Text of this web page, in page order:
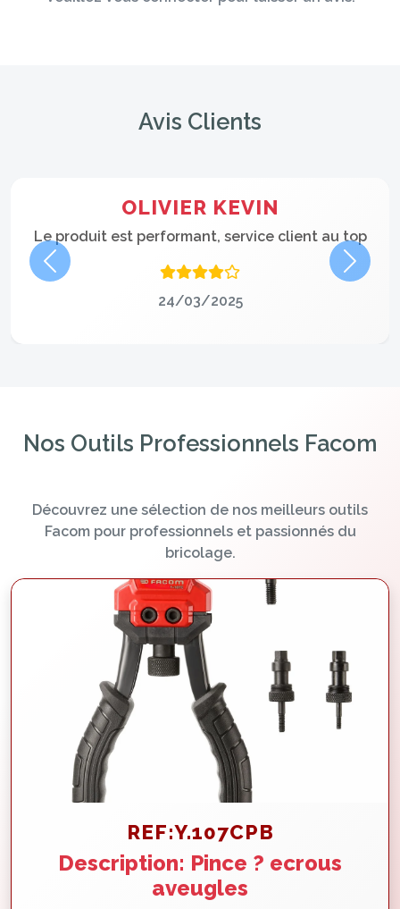
Avis Clients
OLIVIER KEVIN
Le produit est performant, service client au top
24/03/2025
Précédent
Nos Outils Professionnels Facom
Découvrez une sélection de nos meilleurs outils
Facom pour professionnels et passionnés du
bricolage.
REF:Y.107CPB
Description: Pince ? ecrous
aveugles